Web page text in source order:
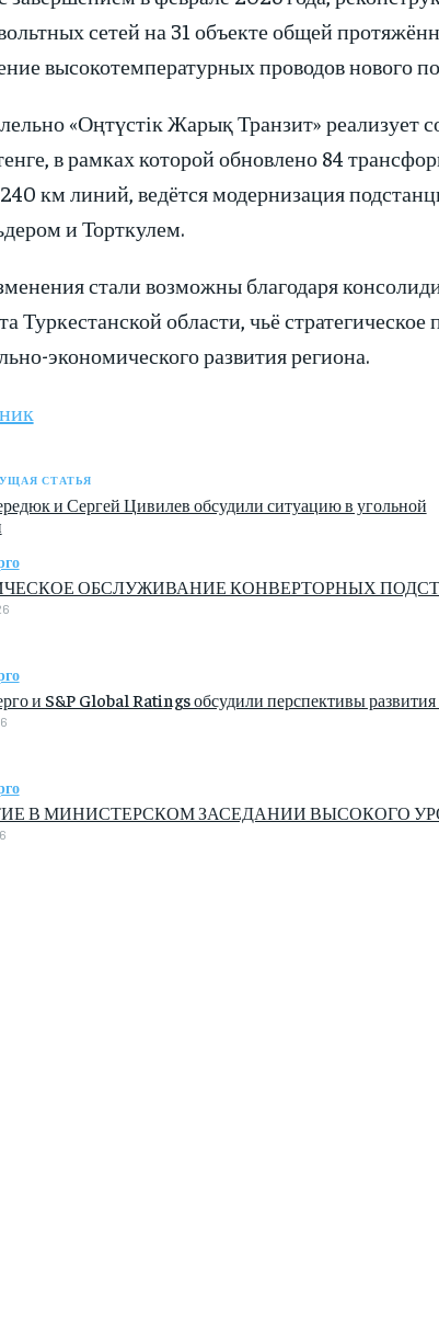
сетей на 31 объекте общей
высокотемпературных проводов нового
«Оңтүстік Жарық Транзит»
в рамках которой обновлено 84
км линий, ведётся модернизация
и Торткулем.
стали возможны благодаря
Туркестанской области, чьё
экономического развития региона.
СТАТЬЯ
и Сергей Цивилев обсудили ситуацию в угольной
ОБСЛУЖИВАНИЕ КОНВЕРТОРНЫХ
и S&P Global Ratings обсудили перспективы развития
В МИНИСТЕРСКОМ ЗАСЕДАНИИ ВЫСОКОГО